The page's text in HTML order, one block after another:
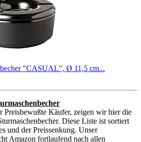
"CASUAL", Ø 11,5 cm...
Preisbewußte Käufer, zeigen wir hier die
Diese Liste ist sortiert
und der Preissenkung. Unser
Amazon fortlaufend nach allen